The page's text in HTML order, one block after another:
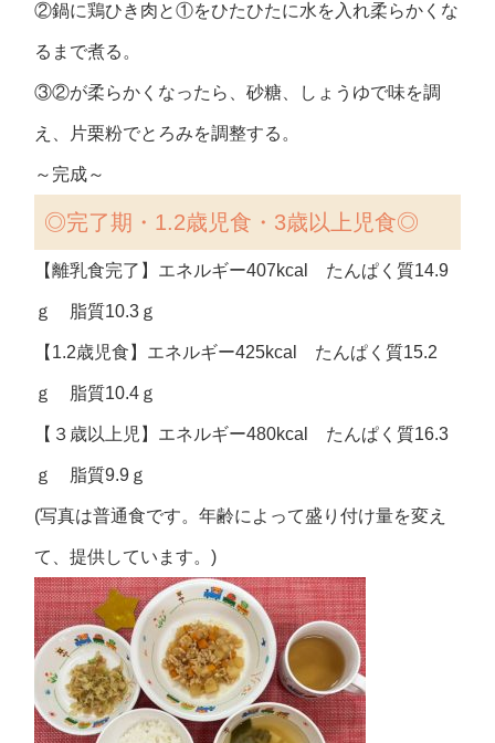
②鍋に鶏ひき肉と①をひたひたに水を入れ柔らかくな
るまで煮る。
③②が柔らかくなったら、砂糖、しょうゆで味を調
え、片栗粉でとろみを調整する。
～完成～
◎完了期・1.2歳児食・3歳以上児食◎
【離乳食完了】エネルギー407kcal たんぱく質14.9
ｇ 脂質10.3ｇ
【1.2歳児食】エネルギー425kcal たんぱく質15.2
ｇ 脂質10.4ｇ
【３歳以上児】エネルギー480kcal たんぱく質16.3
ｇ 脂質9.9ｇ
(写真は普通食です。年齢によって盛り付け量を変え
て、提供しています。)